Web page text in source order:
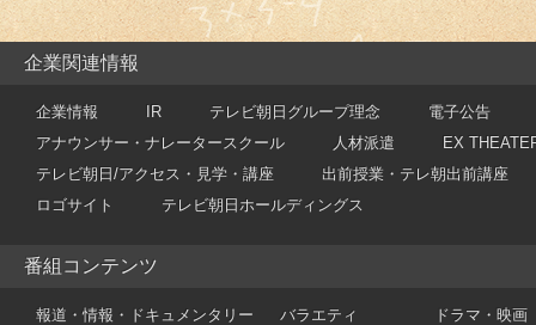
企業関連情報
企業情報 IR テレビ朝日グループ理念
電子公告
アナウンサー・ナレータースクール
人材派遣
EX
テレビ朝日/アクセス・見学・講座
出前授業・テレ朝出前講座
ロゴサイト
テレビ朝日ホールディングス
番組コンテンツ
報道・情報・ドキュメンタリー
バラエティ
ドラマ・映画